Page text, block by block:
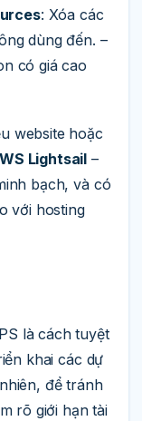
: Xóa các
dùng đến. –
có giá cao
website hoặc
Lightsail –
bạch, và có
với hosting
là cách tuyệt
khai các dự
để tránh
rõ giới hạn tài